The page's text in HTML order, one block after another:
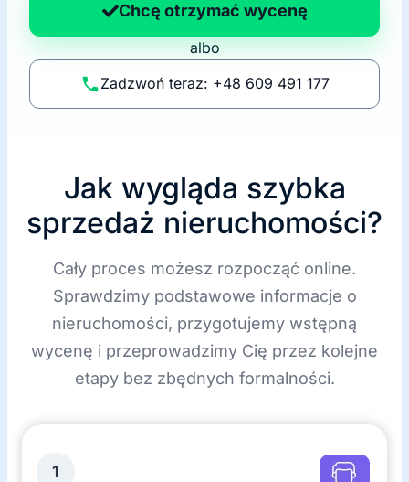
p
li
t
Chcę otrzymać wycenę
albo
Zadzwoń teraz: +48 609 491 177
Jak wygląda szybka
sprzedaż nieruchomości?
Cały proces możesz rozpocząć online.
Sprawdzimy podstawowe informacje o
nieruchomości, przygotujemy wstępną
wycenę i przeprowadzimy Cię przez kolejne
etapy bez zbędnych formalności.
1